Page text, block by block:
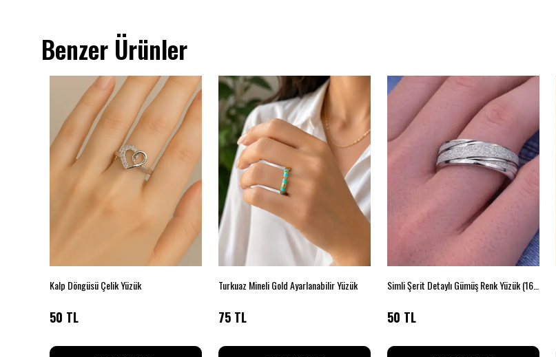
Benzer Ürünler
Kalp Döngüsü Çelik Yüzük
50 TL
Turkuaz Mineli Gold Ayarlanabilir Yüzük
75 TL 50 TL